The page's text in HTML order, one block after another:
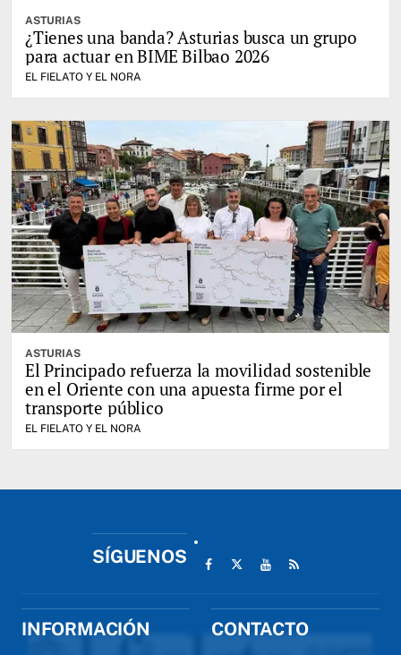
ASTURIAS
¿Tienes una banda? Asturias busca un grupo
para actuar en BIME Bilbao 2026
EL FIELATO Y EL NORA
ASTURIAS
El Principado refuerza la movilidad sostenible
en el Oriente con una apuesta firme por el
transporte público
EL FIELATO Y EL NORA
SÍGUENOS
INFORMACIÓN CONTACTO